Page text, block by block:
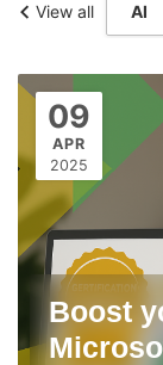
View all AI
09
APR
2025
Boost